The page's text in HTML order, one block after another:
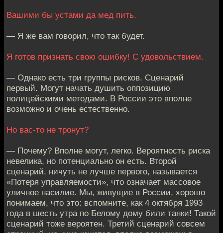
Вашими бы устами да мед пить.
— Я же вам говорил, что так будет.
Я готов признать свою ошибку! С удовольствием.
— Однако есть три группы рисков. Сценарий
первый. Могут начать душить оппозицию
полицейскими методами. В России это вполне
возможно и очень естественно.
Но вас-то не тронут?
— Почему? Вполне могут, легко. Вероятность риска
невелика, но потенциально он есть. Второй
сценарий, ничуть не лучше первого, называется
«Потеря управляемости», что означает массовое
уличное насилие. Мы, живущие в России, хорошо
понимаем, что это: вспомните, как 4 октября 1993
года в шесть утра по Белому дому били танки! Такой
сценарий тоже вероятен. Третий сценарий совсем